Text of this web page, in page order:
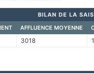
BILAN DE LA
AFFLUENCE MOYENNE
3018